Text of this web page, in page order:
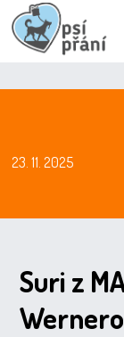
23. 11. 2025
Suri z